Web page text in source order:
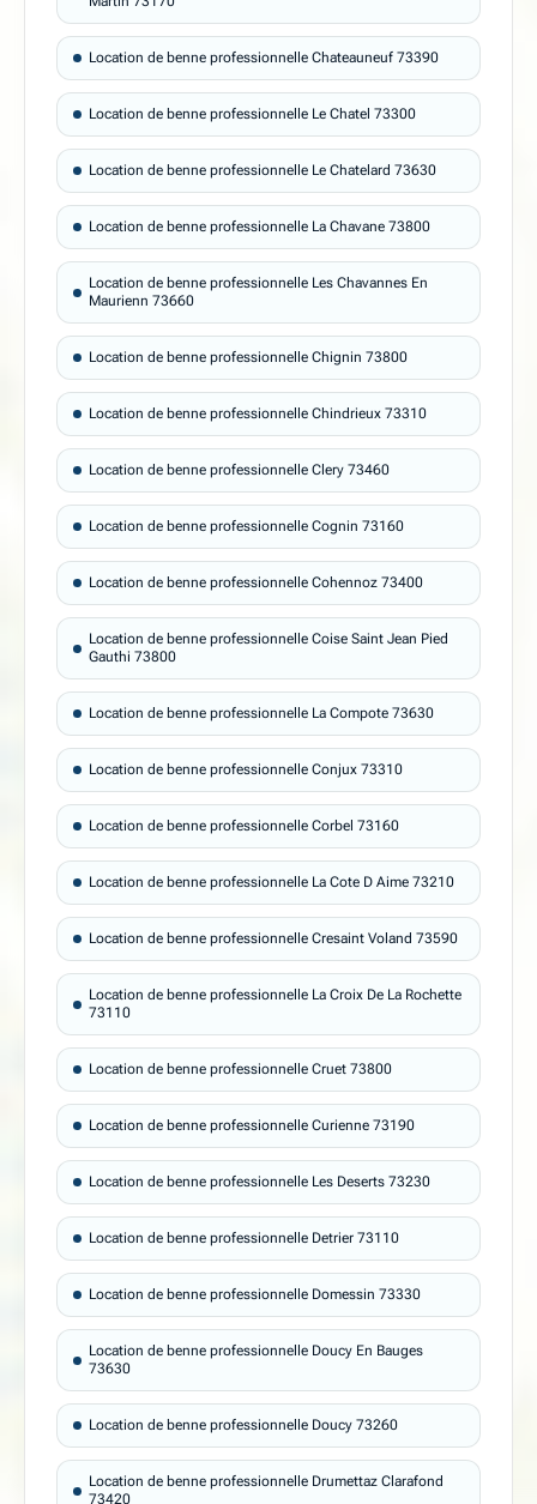
Location de benne professionnelle Chateauneuf 73390
Location de benne professionnelle Le Chatel 73300
Location de benne professionnelle Le Chatelard 73630
Location de benne professionnelle La Chavane 73800
Location de benne professionnelle Les Chavannes En
Maurienn 73660
Location de benne professionnelle Chignin 73800
Location de benne professionnelle Chindrieux 73310
Location de benne professionnelle Clery 73460
Location de benne professionnelle Cognin 73160
Location de benne professionnelle Cohennoz 73400
Location de benne professionnelle Coise Saint Jean Pied
Gauthi 73800
Location de benne professionnelle La Compote 73630
Location de benne professionnelle Conjux 73310
Location de benne professionnelle Corbel 73160
Location de benne professionnelle La Cote D Aime 73210
Location de benne professionnelle Cresaint Voland 73590
Location de benne professionnelle La Croix De La Rochette
73110
Location de benne professionnelle Cruet 73800
Location de benne professionnelle Curienne 73190
Location de benne professionnelle Les Deserts 73230
Location de benne professionnelle Detrier 73110
Location de benne professionnelle Domessin 73330
Location de benne professionnelle Doucy En Bauges
73630
Location de benne professionnelle Doucy 73260
Location de benne professionnelle Drumettaz Clarafond
73420